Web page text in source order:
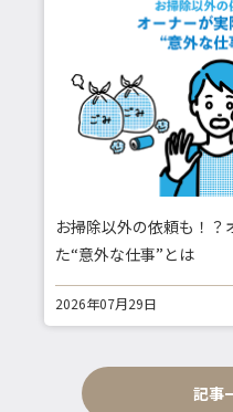
お掃除以外の依頼も！
た“意外な仕事”とは
2026年07月29日
記事